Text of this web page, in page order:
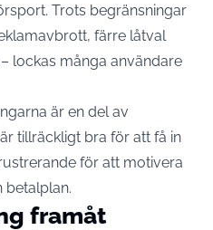
Trots begränsningar
färre låtval
lockas många användare
är en del av
tillräckligt bra för att få in
för att motivera
betalplan.
framåt